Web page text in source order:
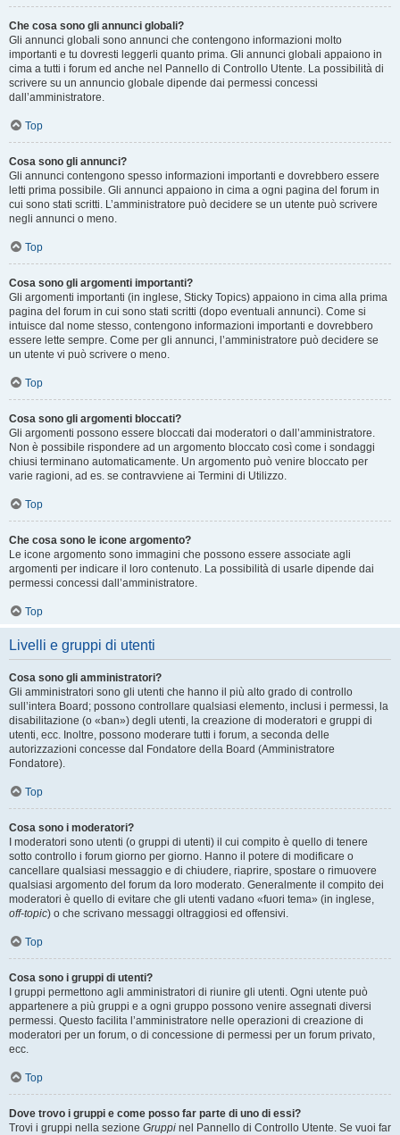
Che cosa sono gli annunci globali?
Gli annunci globali sono annunci che contengono informazioni molto
importanti e tu dovresti leggerli quanto prima. Gli annunci globali appaiono in
cima a tutti i forum ed anche nel Pannello di Controllo Utente. La possibilità di
scrivere su un annuncio globale dipende dai permessi concessi
dall’amministratore.
Top
Cosa sono gli annunci?
Gli annunci contengono spesso informazioni importanti e dovrebbero essere
letti prima possibile. Gli annunci appaiono in cima a ogni pagina del forum in
cui sono stati scritti. L’amministratore può decidere se un utente può scrivere
negli annunci o meno.
Top
Cosa sono gli argomenti importanti?
Gli argomenti importanti (in inglese, Sticky Topics) appaiono in cima alla prima
pagina del forum in cui sono stati scritti (dopo eventuali annunci). Come si
intuisce dal nome stesso, contengono informazioni importanti e dovrebbero
essere lette sempre. Come per gli annunci, l’amministratore può decidere se
un utente vi può scrivere o meno.
Top
Cosa sono gli argomenti bloccati?
Gli argomenti possono essere bloccati dai moderatori o dall’amministratore.
Non è possibile rispondere ad un argomento bloccato così come i sondaggi
chiusi terminano automaticamente. Un argomento può venire bloccato per
varie ragioni, ad es. se contravviene ai Termini di Utilizzo.
Top
Che cosa sono le icone argomento?
Le icone argomento sono immagini che possono essere associate agli
argomenti per indicare il loro contenuto. La possibilità di usarle dipende dai
permessi concessi dall’amministratore.
Top
Livelli e gruppi di utenti
Cosa sono gli amministratori?
Gli amministratori sono gli utenti che hanno il più alto grado di controllo
sull’intera Board; possono controllare qualsiasi elemento, inclusi i permessi, la
disabilitazione (o «ban») degli utenti, la creazione di moderatori e gruppi di
utenti, ecc. Inoltre, possono moderare tutti i forum, a seconda delle
autorizzazioni concesse dal Fondatore della Board (Amministratore
Fondatore).
Top
Cosa sono i moderatori?
I moderatori sono utenti (o gruppi di utenti) il cui compito è quello di tenere
sotto controllo i forum giorno per giorno. Hanno il potere di modificare o
cancellare qualsiasi messaggio e di chiudere, riaprire, spostare o rimuovere
qualsiasi argomento del forum da loro moderato. Generalmente il compito dei
moderatori è quello di evitare che gli utenti vadano «fuori tema» (in inglese,
off-topic) o che scrivano messaggi oltraggiosi ed offensivi.
Top
Cosa sono i gruppi di utenti?
I gruppi permettono agli amministratori di riunire gli utenti. Ogni utente può
appartenere a più gruppi e a ogni gruppo possono venire assegnati diversi
permessi. Questo facilita l’amministratore nelle operazioni di creazione di
moderatori per un forum, o di concessione di permessi per un forum privato,
ecc.
Top
Dove trovo i gruppi e come posso far parte di uno di essi?
Trovi i gruppi nella sezione Gruppi nel Pannello di Controllo Utente. Se vuoi far